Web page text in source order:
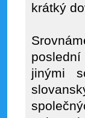
krátký
jinými